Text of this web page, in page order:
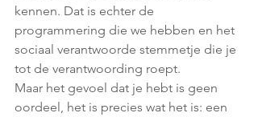
kennen. Dat is echter de
programmering die we hebben en het
sociaal verantwoorde stemmetje die je
tot de verantwoording roept.
Maar het gevoel dat je hebt is geen
oordeel, het is precies wat het is: een